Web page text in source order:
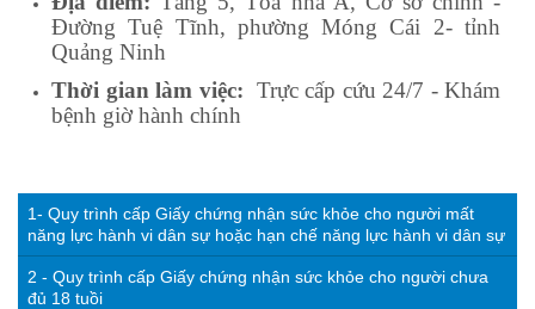
Đường Tuệ Tĩnh, phường Móng Cái 2- tỉnh
Quảng Ninh
Thời gian làm việc: Trực cấp cứu 24/7 - Khám
bệnh giờ hành chính
1- Quy trình cấp Giấy chứng nhận sức khỏe cho người mất
năng lực hành vi dân sự hoặc hạn chế năng lực hành vi dân sự
2 - Quy trình cấp Giấy chứng nhận sức khỏe cho người chưa
đủ 18 tuồi